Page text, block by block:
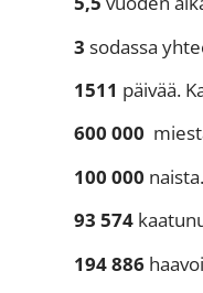
3 sodassa
1511 päivää.
600 000
100 000
93 574
194 886